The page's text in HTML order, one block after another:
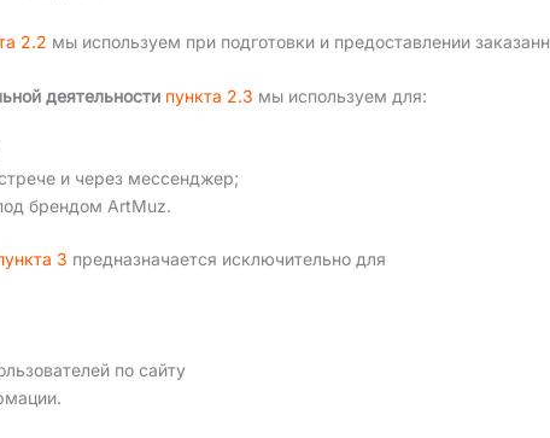
2.2 мы используем при подготовки и предоставлении
деятельности пункта 2.3 мы используем для:
и через мессенджер;
брендом ArtMuz.
3 предназначается исключительно для
по сайту